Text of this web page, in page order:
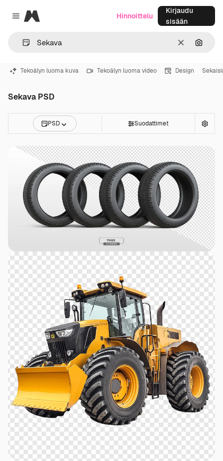
Close menu
Magnific
SelkeäHae
Hinnoittelu
Kirjaudu
sisään
Tekoälyn luoma kuva Tekoälyn luoma video Design
Sekava PSD
PSD Suodattimet